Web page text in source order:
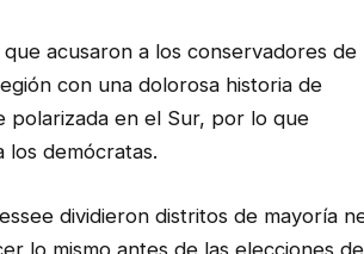
acusaron a los conservadores de
con una dolorosa historia de
polarizada en el Sur, por lo que
los demócratas.
dividieron distritos de mayoría
lo mismo antes de las elecciones de